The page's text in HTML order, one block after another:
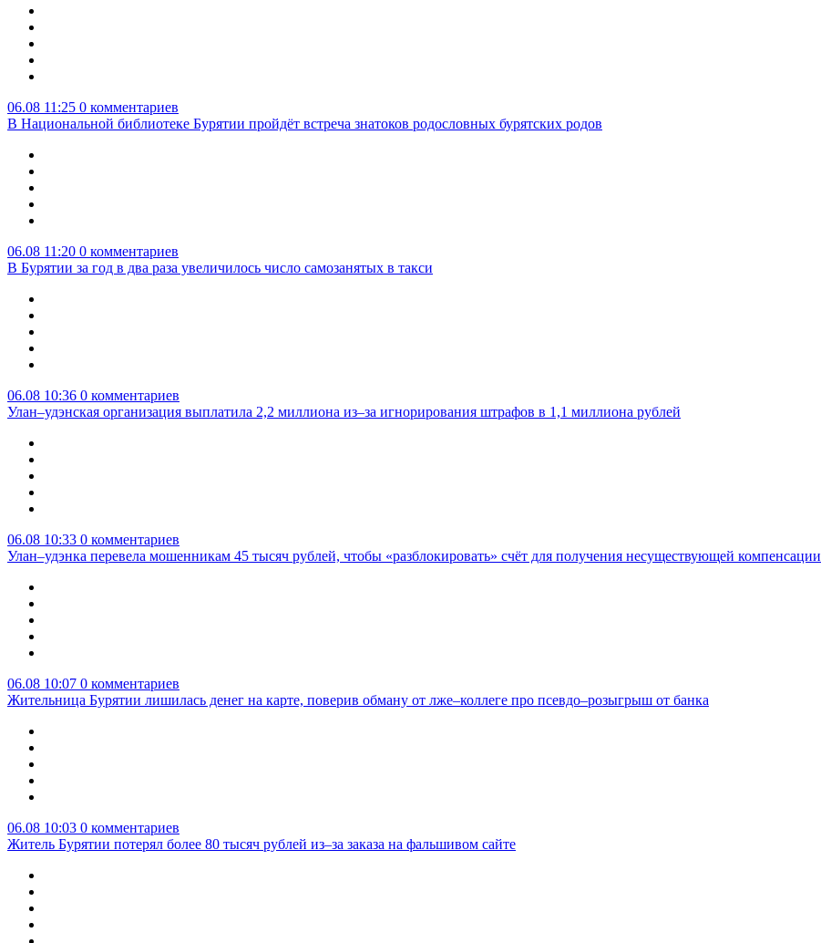
06.08 11:25 0 комментариев
В Национальной библиотеке Бурятии пройдёт встреча знатоков родословных бурятских родов
06.08 11:20 0 комментариев
В Бурятии за год в два раза увеличилось число самозанятых в такси
06.08 10:36 0 комментариев
Улан–удэнская организация выплатила 2,2 миллиона из–за игнорирования штрафов в 1,1 миллиона рублей
06.08 10:33 0 комментариев
Улан–удэнка перевела мошенникам 45 тысяч рублей, чтобы «разблокировать» счёт для получения несуществующей компенсации
06.08 10:07 0 комментариев
Жительница Бурятии лишилась денег на карте, поверив обману от лже–коллеге про псевдо–розыгрыш от банка
06.08 10:03 0 комментариев
Житель Бурятии потерял более 80 тысяч рублей из–за заказа на фальшивом сайте